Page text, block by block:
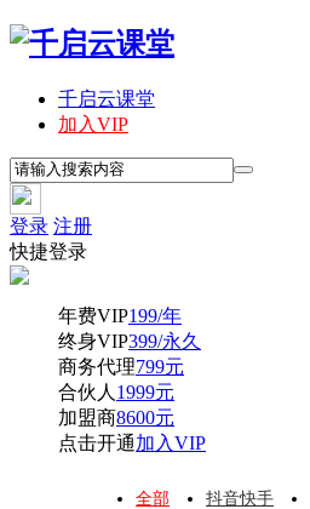
千启云课堂
加入VIP
登录 注册
快捷登录
年费VIP199/年
终身VIP399/永久
商务代理799元
合伙人 1999元
加盟商8600元
点击开通加入VIP
全部 抖音快手